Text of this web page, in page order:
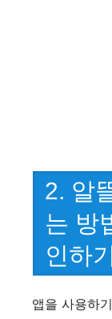
2. 알
는 방
인하
앱을 사용하